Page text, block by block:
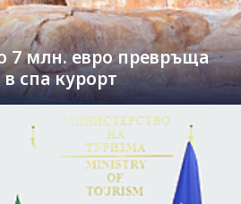
7 млн. евро превръща
спа курорт